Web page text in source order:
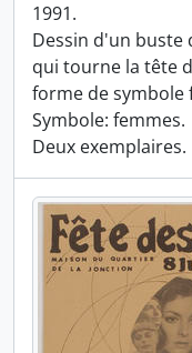
1991.
Dessin d'un buste
qui tourne la tête
forme de symbole
Symbole: femmes.
Deux exemplaires.